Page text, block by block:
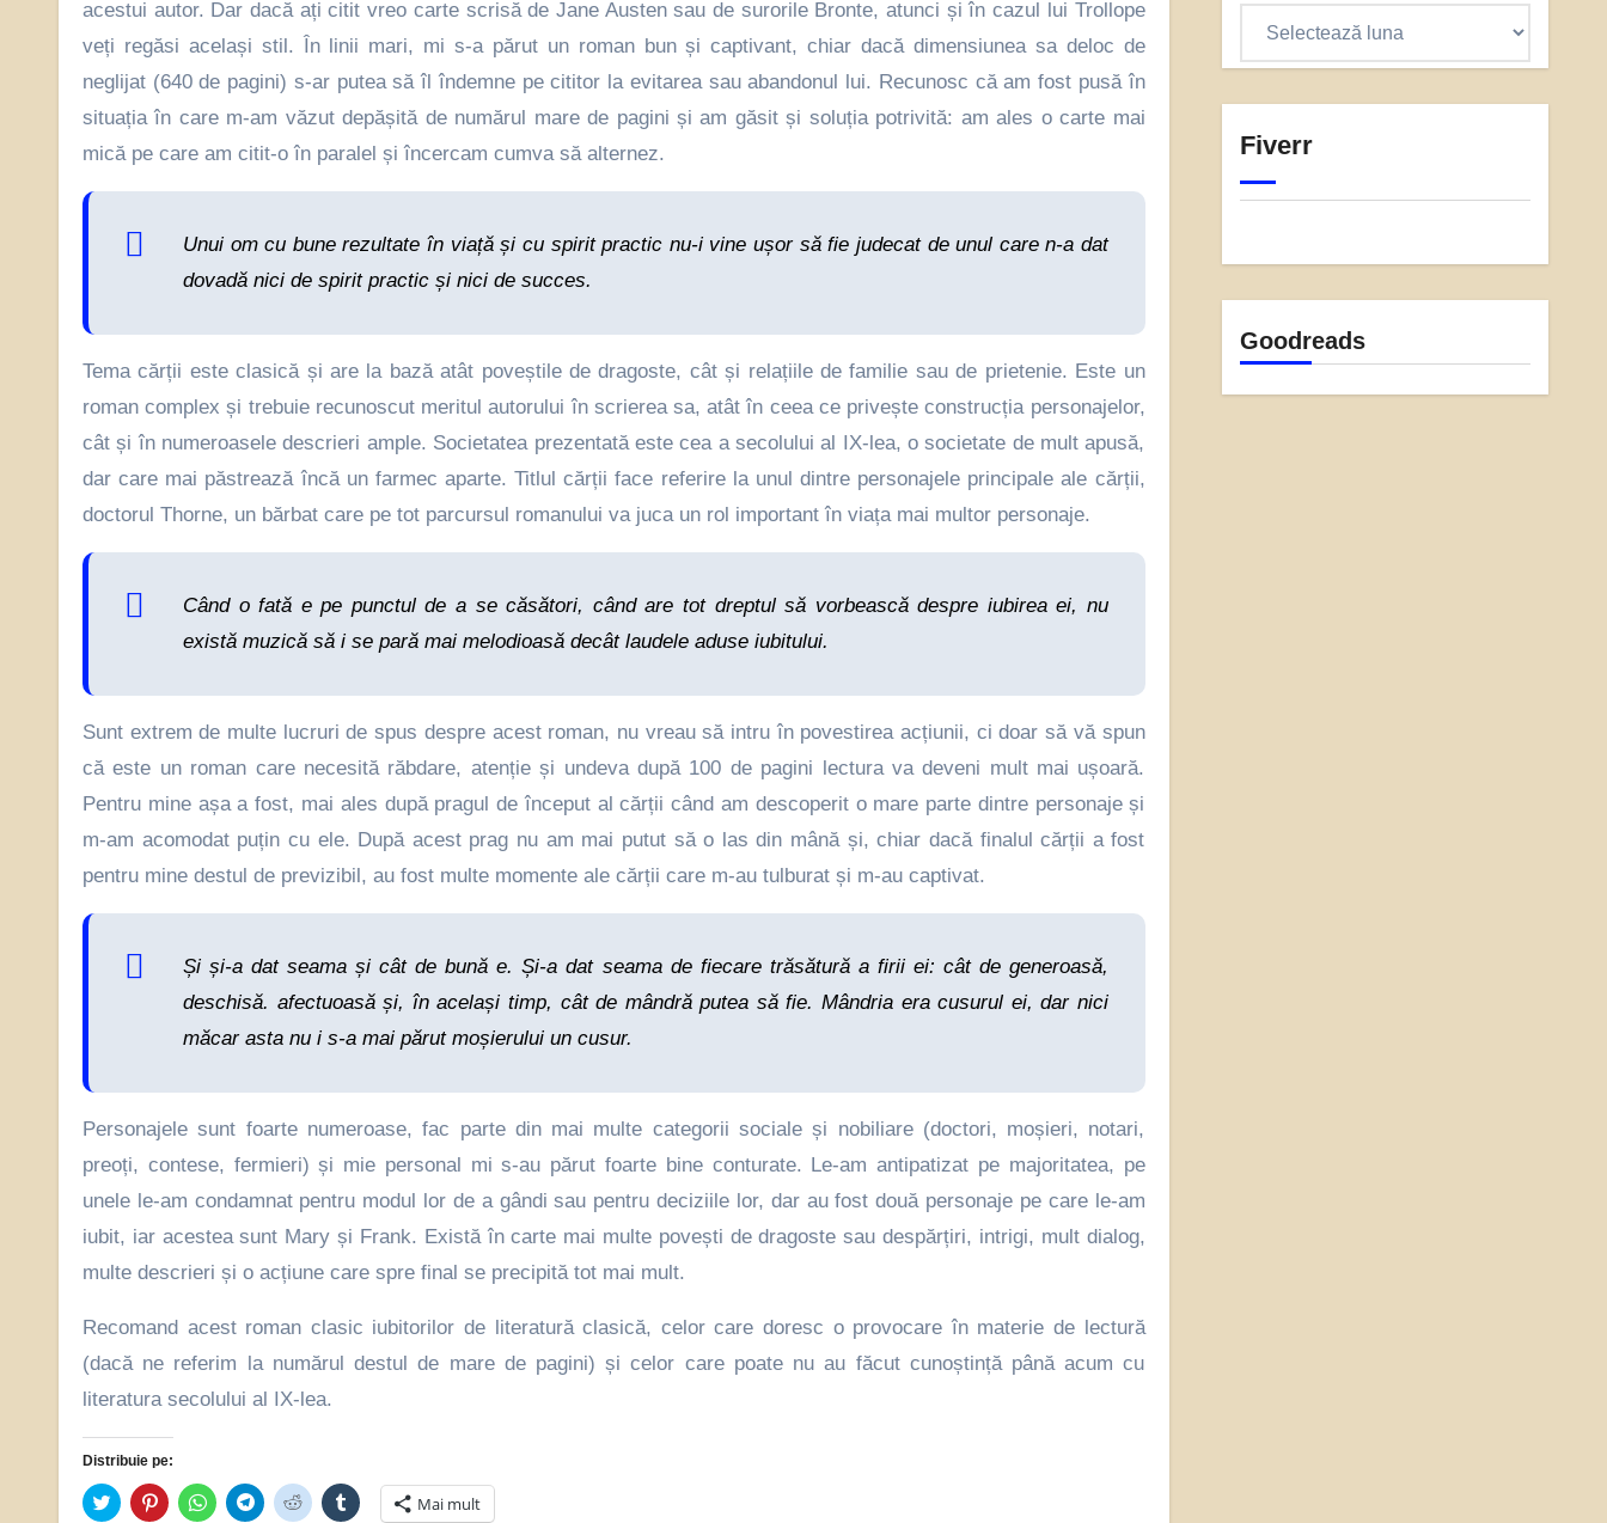
acestui autor. Dar dacă ați citit vreo carte scrisă de Jane Austen sau de surorile Bronte, atunci și în cazul lui Trollope
veți regăsi același stil. În linii mari, mi s-a părut un roman bun și captivant, chiar dacă dimensiunea sa deloc de
neglijat (640 de pagini) s-ar putea să îl îndemne pe cititor la evitarea sau abandonul lui. Recunosc că am fost pusă în
situația în care m-am văzut depășită de numărul mare de pagini și am găsit și soluția potrivită: am ales o carte mai
mică pe care am citit-o în paralel și încercam cumva să alternez.
Unui om cu bune rezultate în viață și cu spirit practic nu-i vine ușor să fie judecat de unul care n-a dat
dovadă nici de spirit practic și nici de succes.
Tema cărții este clasică și are la bază atât poveștile de dragoste, cât și relațiile de familie sau de prietenie. Este un
roman complex și trebuie recunoscut meritul autorului în scrierea sa, atât în ceea ce privește construcția personajelor,
cât și în numeroasele descrieri ample. Societatea prezentată este cea a secolului al IX-lea, o societate de mult apusă,
dar care mai păstrează încă un farmec aparte. Titlul cărții face referire la unul dintre personajele principale ale cărții,
doctorul Thorne, un bărbat care pe tot parcursul romanului va juca un rol important în viața mai multor personaje.
Când o fată e pe punctul de a se căsători, când are tot dreptul să vorbească despre iubirea ei, nu
există muzică să i se pară mai melodioasă decât laudele aduse iubitului.
Sunt extrem de multe lucruri de spus despre acest roman, nu vreau să intru în povestirea acțiunii, ci doar să vă spun
că este un roman care necesită răbdare, atenție și undeva după 100 de pagini lectura va deveni mult mai ușoară.
Pentru mine așa a fost, mai ales după pragul de început al cărții când am descoperit o mare parte dintre personaje și
m-am acomodat puțin cu ele. După acest prag nu am mai putut să o las din mână și, chiar dacă finalul cărții a fost
pentru mine destul de previzibil, au fost multe momente ale cărții care m-au tulburat și m-au captivat.
Și și-a dat seama și cât de bună e. Și-a dat seama de fiecare trăsătură a firii ei: cât de generoasă,
deschisă. afectuoasă și, în același timp, cât de mândră putea să fie. Mândria era cusurul ei, dar nici
măcar asta nu i s-a mai părut moșierului un cusur.
Personajele sunt foarte numeroase, fac parte din mai multe categorii sociale și nobiliare (doctori, moșieri, notari,
preoți, contese, fermieri) și mie personal mi s-au părut foarte bine conturate. Le-am antipatizat pe majoritatea, pe
unele le-am condamnat pentru modul lor de a gândi sau pentru deciziile lor, dar au fost două personaje pe care le-am
iubit, iar acestea sunt Mary și Frank. Există în carte mai multe povești de dragoste sau despărțiri, intrigi, mult dialog,
multe descrieri și o acțiune care spre final se precipită tot mai mult.
Recomand acest roman clasic iubitorilor de literatură clasică, celor care doresc o provocare în materie de lectură
(dacă ne referim la numărul destul de mare de pagini) și celor care poate nu au făcut cunoștință până acum cu
literatura secolului al IX-lea.
Distribuie pe:
Dă
clic
Dă
clic
Dă
clic
Dă
clic
Dă
clic
Dă
clic Mai mult
Fiverr
Goodreads